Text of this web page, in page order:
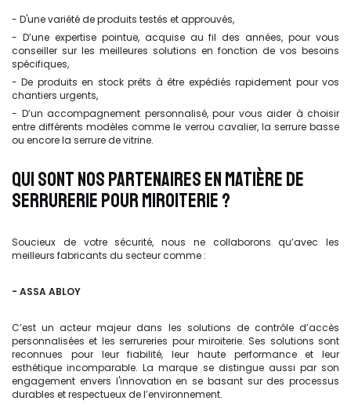
- D'une variété de produits testés et approuvés,
- D’une expertise pointue, acquise au fil des années, pour vous
conseiller sur les meilleures solutions en fonction de vos besoins
spécifiques,
- De produits en stock prêts à être expédiés rapidement pour vos
chantiers urgents,
- D’un accompagnement personnalisé, pour vous aider à choisir
entre différents modèles comme le verrou cavalier, la serrure basse
ou encore la serrure de vitrine.
QUI SONT NOS PARTENAIRES EN MATIÈRE DE
SERRURERIE POUR MIROITERIE ?
Soucieux de votre sécurité, nous ne collaborons qu’avec les
meilleurs fabricants du secteur comme :
- ASSA ABLOY
C’est un acteur majeur dans les solutions de contrôle d’accès
personnalisées et les serrureries pour miroiterie. Ses solutions sont
reconnues pour leur fiabilité, leur haute performance et leur
esthétique incomparable. La marque se distingue aussi par son
engagement envers l'innovation en se basant sur des processus
durables et respectueux de l’environnement.